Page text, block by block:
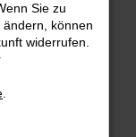
können:
deine
Sie zu
können
widerrufen.